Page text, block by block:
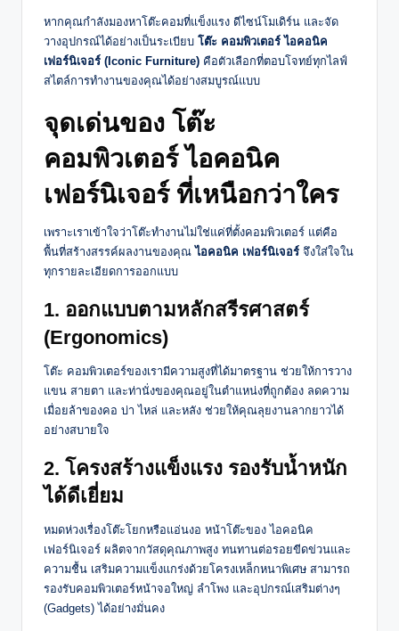
หากคุณกำลังมองหาโต๊ะคอมที่แข็งแรง ดีไซน์โมเดิร์น และจัด
วางอุปกรณ์ได้อย่างเป็นระเบียบ โต๊ะ คอมพิวเตอร์ ไอคอนิค
เฟอร์นิเจอร์ (Iconic Furniture) คือตัวเลือกที่ตอบโจทย์ทุกไลฟ์
สไตล์การทำงานของคุณได้อย่างสมบูรณ์แบบ
จุดเด่นของ โต๊ะ
คอมพิวเตอร์ ไอคอนิค
เฟอร์นิเจอร์ ที่เหนือกว่าใคร
เพราะเราเข้าใจว่าโต๊ะทำงานไม่ใช่แค่ที่ตั้งคอมพิวเตอร์ แต่คือ
พื้นที่สร้างสรรค์ผลงานของคุณไอคอนิค เฟอร์นิเจอร์ จึงใส่ใจใน
ทุกรายละเอียดการออกแบบ
1. ออกแบบตามหลักสรีรศาสตร์
(Ergonomics)
โต๊ะ คอมพิวเตอร์ของเรามีความสูงที่ได้มาตรฐาน ช่วยให้การวาง
แขน สายตา และท่านั่งของคุณอยู่ในตำแหน่งที่ถูกต้อง ลดความ
เมื่อยล้าของคอ บ่า ไหล่ และหลัง ช่วยให้คุณลุยงานลากยาวได้
อย่างสบายใจ
2. โครงสร้างแข็งแรง รองรับน้ำหนัก
ได้ดีเยี่ยม
หมดห่วงเรื่องโต๊ะโยกหรือแอ่นงอ หน้าโต๊ะของ ไอคอนิค
เฟอร์นิเจอร์ ผลิตจากวัสดุคุณภาพสูง ทนทานต่อรอยขีดข่วนและ
ความชื้น เสริมความแข็งแกร่งด้วยโครงเหล็กหนาพิเศษ สามารถ
รองรับคอมพิวเตอร์หน้าจอใหญ่ ลำโพง และอุปกรณ์เสริมต่างๆ
(Gadgets) ได้อย่างมั่นคง